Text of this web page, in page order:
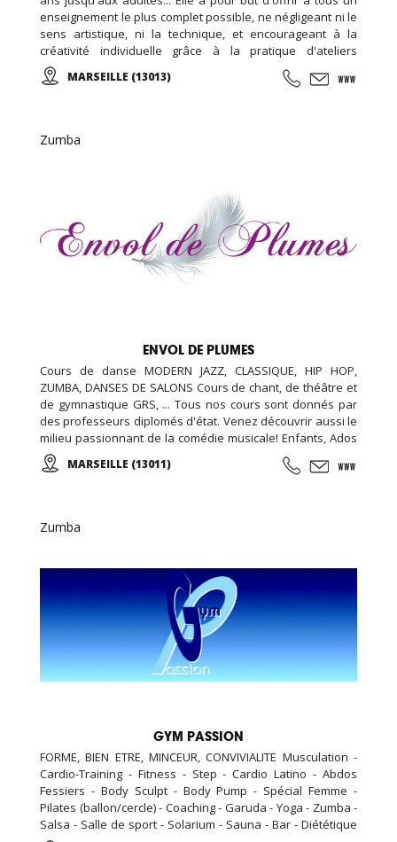
enseignement le plus complet possible, ne négligeant ni le
sens artistique, ni la technique, et encourageant à la
créativité individuelle grâce à la pratique d'ateliers
chorégraphiques. Cours de danse classique, modern-jazz,
hip-hop, break, ragga, orientale et zumba ... Cours de
MARSEILLE (13013)
Zumba
ENVOL DE PLUMES
Cours de danse MODERN JAZZ, CLASSIQUE, HIP HOP,
ZUMBA, DANSES DE SALONS Cours de chant, de théâtre et
de gymnastique GRS, ... Tous nos cours sont donnés par
des professeurs diplomés d'état. Venez découvrir aussi le
milieu passionnant de la comédie musicale! Enfants, Ados
et Adultes. Stages vacances, Anniversaires, ... Cours
d'essai offert !
MARSEILLE (13011)
Zumba
GYM PASSION
FORME, BIEN ETRE, MINCEUR, CONVIVIALITE Musculation -
Cardio-Training - Fitness - Step - Cardio Latino - Abdos
Fessiers - Body Sculpt - Body Pump - Spécial Femme -
Pilates (ballon/cercle) - Coaching - Garuda - Yoga - Zumba -
Salsa - Salle de sport - Solarium - Sauna - Bar - Diététique